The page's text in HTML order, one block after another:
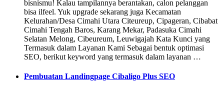
bisnismu! Kalau tampilannya berantakan, calon pelanggan
bisa ilfeel. Yuk upgrade sekarang juga Kecamatan
Kelurahan/Desa Cimahi Utara Citeureup, Cipageran, Cibabat
Cimahi Tengah Baros, Karang Mekar, Padasuka Cimahi
Selatan Melong, Cibeureum, Leuwigajah Kata Kunci yang
Termasuk dalam Layanan Kami Sebagai bentuk optimasi
SEO, berikut keyword yang termasuk dalam layanan …
Pembuatan Landingpage Cibaligo Plus SEO